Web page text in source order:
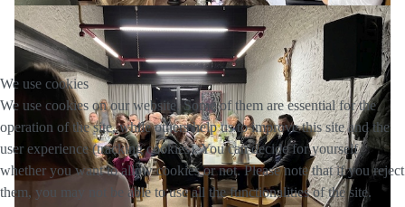
We use cookies
We use cookies on our website. Some of them are essential for the
operation of the site, while others help us to improve this site and the
user experience (tracking cookies). You can decide for yourself
whether you want to allow cookies or not. Please note that if you reject
them, you may not be able to use all the functionalities of the site.